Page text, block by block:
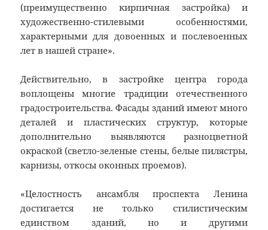
(преимущественно кирпичная застройка) и
художественно-стилевыми особенностями,
характерными для довоенных и послевоенных
лет в нашей стране».
Действительно, в застройке центра города
воплощены многие традиции отечественного
градостроительства. Фасады зданий имеют много
деталей и пластических структур, которые
дополнительно выявляются разноцветной
окраской (светло-зеленые стены, белые пилястры,
карнизы, откосы оконных проемов).
«Целостность ансамбля проспекта Ленина
достигается не только стилистическим
единством зданий, но и другими